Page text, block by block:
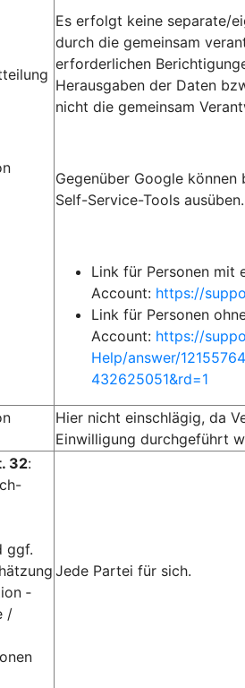
Es erfolgt keine separate/
durch die gemeinsam
erforderlichen
Herausgaben der Daten
nicht die gemeinsam
Gegenüber Google
Self-Service-Tools ausüben.
Link für Personen mit
Account: https://
Link für Personen
Account: https://
Help/answer/
432625051&rd=1
Hier nicht einschlägig, da
Einwilligung durchgeführt
32:
ggf.
/
Jede Partei für sich.